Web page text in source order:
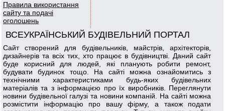
Правила використання
сайту та подачі
оголошень
ВСЕУКРАЇНСЬКИЙ БУДІВЕЛЬНИЙ ПОРТАЛ
Сайт створений для будівельників, майстрів, архітекторів,
дизайнерів та всіх тих, хто працює в будівництві. Даний сайт
буде корисний для людей, які планують робити ремонт,
будувати будинок тощо. На сайті можна ознайомитись з
технічними характеристиками будь-яких будівельних
матеріалів та з інформацією про їх виробників. Переглянути
новини будівельної галузі та новини компаній. На сайті можна
розмістити інформацію про вашу фірму, а також подати